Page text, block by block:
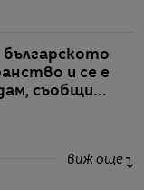
българското
и се е
съобщи
виж още